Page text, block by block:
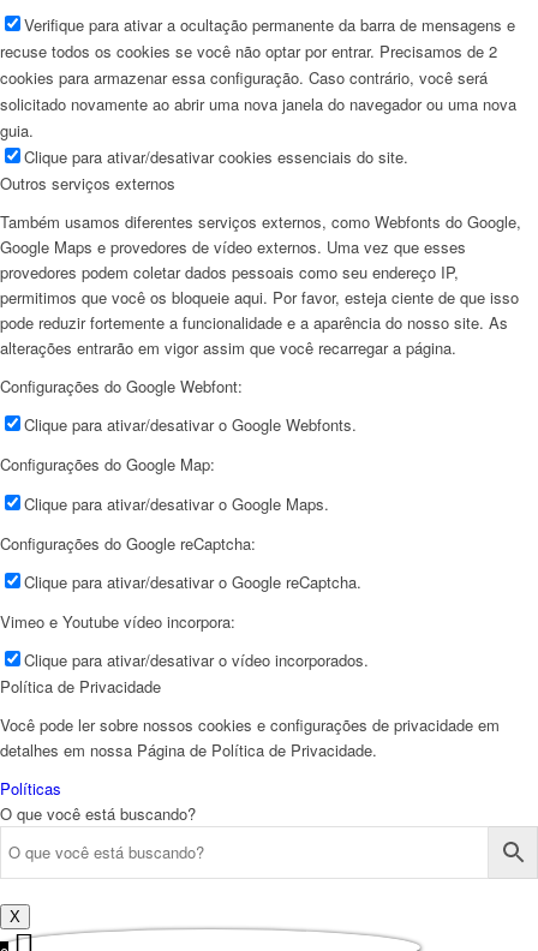
Verifique para ativar a ocultação permanente da barra de mensagens e
recuse todos os cookies se você não optar por entrar. Precisamos de 2
cookies para armazenar essa configuração. Caso contrário, você será
solicitado novamente ao abrir uma nova janela do navegador ou uma nova
guia.
Clique para ativar/desativar cookies essenciais do site.
Outros serviços externos
Também usamos diferentes serviços externos, como Webfonts do Google,
Google Maps e provedores de vídeo externos. Uma vez que esses
provedores podem coletar dados pessoais como seu endereço IP,
permitimos que você os bloqueie aqui. Por favor, esteja ciente de que isso
pode reduzir fortemente a funcionalidade e a aparência do nosso site. As
alterações entrarão em vigor assim que você recarregar a página.
Configurações do Google Webfont:
Clique para ativar/desativar o Google Webfonts.
Configurações do Google Map:
Clique para ativar/desativar o Google Maps.
Configurações do Google reCaptcha:
Clique para ativar/desativar o Google reCaptcha.
Vimeo e Youtube vídeo incorpora:
Clique para ativar/desativar o vídeo incorporados.
Política de Privacidade
Você pode ler sobre nossos cookies e configurações de privacidade em
detalhes em nossa Página de Política de Privacidade.
Políticas
O que você está buscando?
X